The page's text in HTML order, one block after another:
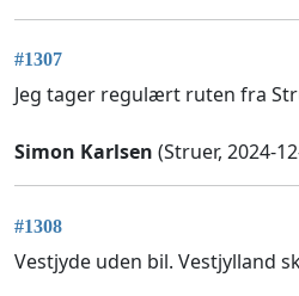
#1307
Jeg tager regulært ruten fra
Simon Karlsen (Struer, 2024-
#1308
Vestjyde uden bil. Vestjylland